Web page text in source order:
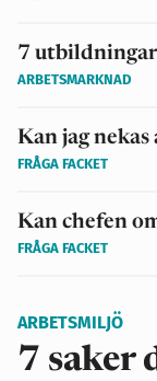
7 utbildningar
ARBETSMARKNAD
Kan jag
FRÅGA FACKET
Kan chefen
FRÅGA FACKET
ARBETSMILJÖ
7 saker